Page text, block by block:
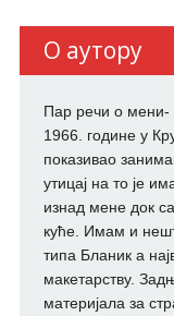
О аутору
Пар речи о мени-
1966. године у
показивао
утицај на то је
изнад мене док
куће. Имам и
типа Бланик а
макетарству.
материјала за